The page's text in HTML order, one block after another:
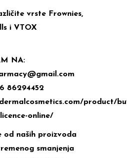
vrste Frownies,
i VTOX
NA:
86294452
product/
online/
od naših proizvoda
smanjenja